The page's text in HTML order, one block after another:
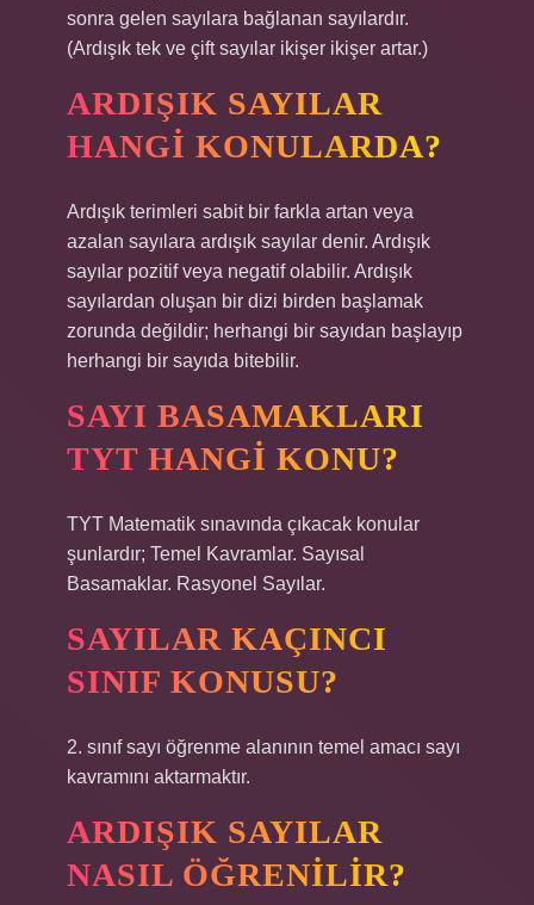
sonra gelen sayılara bağlanan sayılardır.
(Ardışık tek ve çift sayılar ikişer ikişer artar.)
ARDIŞIK SAYILAR
HANGI KONULARDA?
Ardışık terimleri sabit bir farkla artan veya
azalan sayılara ardışık sayılar denir. Ardışık
sayılar pozitif veya negatif olabilir. Ardışık
sayılardan oluşan bir dizi birden başlamak
zorunda değildir; herhangi bir sayıdan başlayıp
herhangi bir sayıda bitebilir.
SAYI BASAMAKLARI
TYT HANGI KONU?
TYT Matematik sınavında çıkacak konular
şunlardır; Temel Kavramlar. Sayısal
Basamaklar. Rasyonel Sayılar.
SAYILAR KAÇINCI
SINIF KONUSU?
2. sınıf sayı öğrenme alanının temel amacı sayı
kavramını aktarmaktır.
ARDIŞIK SAYILAR
NASIL ÖĞRENILIR?